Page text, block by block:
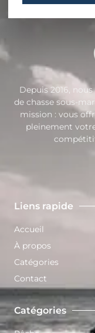
Depuis 2016,
de chasse sous-
mission : vous
pleinement
Liens rapide
Accueil
À propos
Catégories
Contact
Catégories